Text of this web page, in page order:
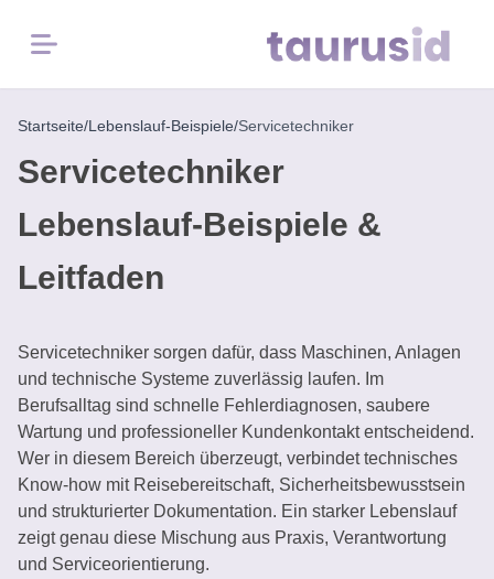
Menü
Startseite
Inspiration
Lebenslauf-
Kostenlose
Tools
Lebenslauf
erstellen
Startseite/Lebenslauf-Beispiele/Servicetechniker
Servicetechniker
Lebenslauf-Beispiele &
Leitfaden
Servicetechniker sorgen dafür, dass Maschinen, Anlagen
und technische Systeme zuverlässig laufen. Im
Berufsalltag sind schnelle Fehlerdiagnosen, saubere
Wartung und professioneller Kundenkontakt entscheidend.
Wer in diesem Bereich überzeugt, verbindet technisches
Know-how mit Reisebereitschaft, Sicherheitsbewusstsein
und strukturierter Dokumentation. Ein starker Lebenslauf
zeigt genau diese Mischung aus Praxis, Verantwortung
und Serviceorientierung.